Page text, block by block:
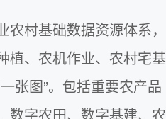
村基础数据资源体系，
植、农机作业、农村宅基
张图”。包括重要农产品
数字农田、数字基建、农